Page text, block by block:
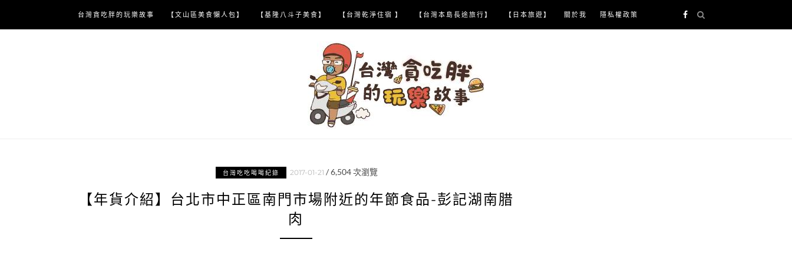
content
台灣貪吃胖的玩樂故事 【文山區美食懶人包】 【基隆八斗子美食】 【台灣乾淨住宿 】 【台灣本島長途旅行】 【日本旅遊】 關於我 隱私權政策
台灣吃吃喝喝紀錄 2017-01-21 /6,504次瀏覽
【年貨介紹】台北市中正區南門市場附近的年節食品-彭記湖南腊
肉